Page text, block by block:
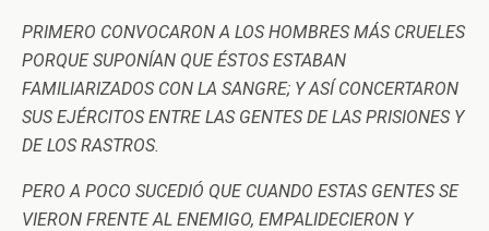
PRIMERO CONVOCARON A LOS HOMBRES MÁS CRUELES
PORQUE SUPONÍAN QUE ÉSTOS ESTABAN
FAMILIARIZADOS CON LA SANGRE; Y ASÍ CONCERTARON
SUS EJÉRCITOS ENTRE LAS GENTES DE LAS PRISIONES Y
DE LOS RASTROS.
PERO A POCO SUCEDIÓ QUE CUANDO ESTAS GENTES SE
VIERON FRENTE AL ENEMIGO, EMPALIDECIERON Y